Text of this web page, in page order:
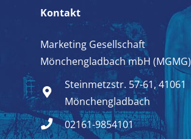
Kontakt
Marketing Gesellschaft
Mönchengladbach mbH (MGMG)
Steinmetzstr. 57-61, 41061
Mönchengladbach
02161-9854101